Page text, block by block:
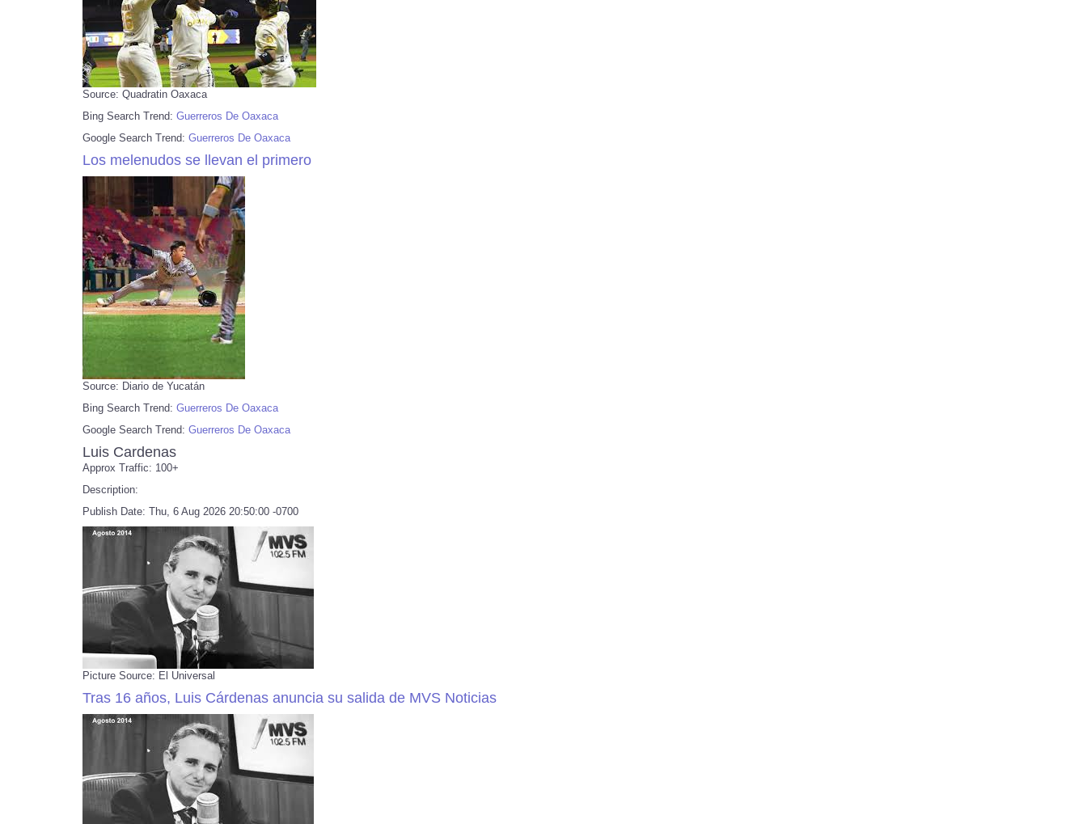
Source: Quadratin Oaxaca
Bing Search Trend: Guerreros De Oaxaca
Google Search Trend: Guerreros De Oaxaca
Los melenudos se llevan el primero
Source: Diario de Yucatán
Bing Search Trend: Guerreros De Oaxaca
Google Search Trend: Guerreros De Oaxaca
Luis Cardenas
Approx Traffic: 100+
Description:
Publish Date: Thu, 6 Aug 2026 20:50:00 -0700
Picture Source: El Universal
Tras 16 años, Luis Cárdenas anuncia su salida de MVS Noticias